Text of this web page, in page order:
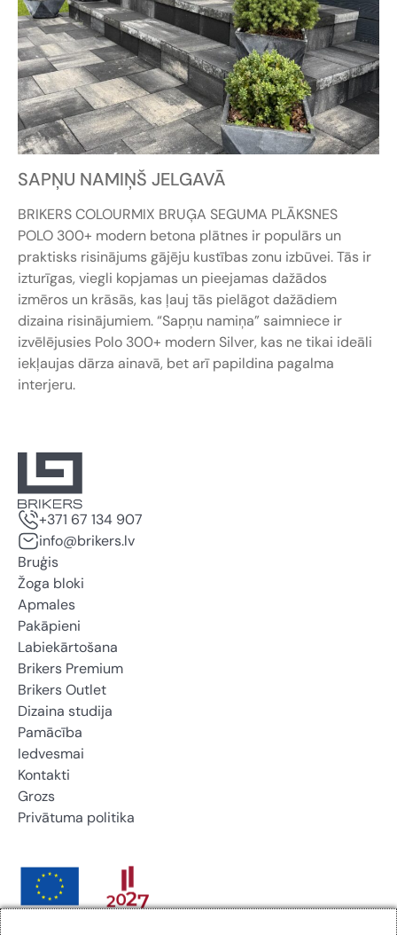
SAPŅU NAMIŅŠ JELGAVĀ
BRIKERS COLOURMIX BRUĢA SEGUMA PLĀKSNES
POLO 300+ modern betona plātnes ir populārs un
praktisks risinājums gājēju kustības zonu izbūvei. Tās ir
izturīgas, viegli kopjamas un pieejamas dažādos
izmēros un krāsās, kas ļauj tās pielāgot dažādiem
dizaina risinājumiem. “Sapņu namiņa” saimniece ir
izvēlējusies Polo 300+ modern Silver, kas ne tikai ideāli
iekļaujas dārza ainavā, bet arī papildina pagalma
interjeru.
+371 67 134 907
info@brikers.lv
Bruģis
Žoga bloki
Apmales
Pakāpieni
Labiekārtošana
Brikers Premium
Brikers Outlet
Dizaina studija
Pamācība
Iedvesmai
Kontakti
Grozs
Privātuma politika